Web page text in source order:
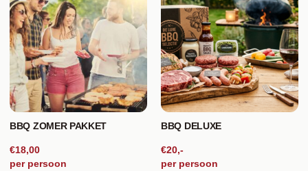
BBQ ZOMER PAKKET
€18,00
per persoon
BBQ DELUXE
€20,-
per persoon